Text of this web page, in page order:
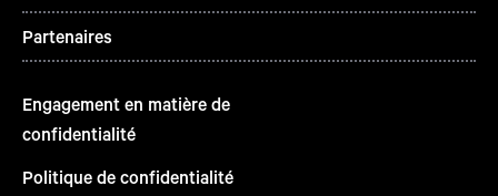
Partenaires
Engagement en matière de
confidentialité
Politique de confidentialité